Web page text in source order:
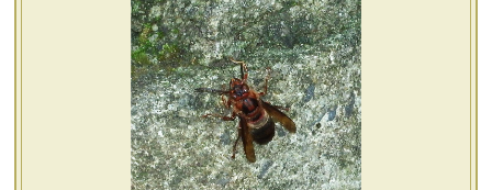
会社概要
お問い合わせ
個人情報保護方針